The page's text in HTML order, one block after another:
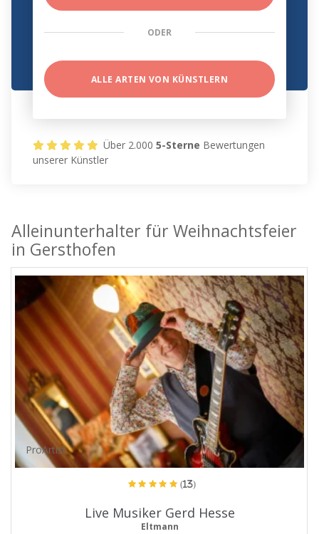
ODER
ALLE ARTEN VON KÜNSTLERN
Über 2.0005-Sterne Bewertungen
unserer Künstler
Alleinunterhalter für Weihnachtsfeier
in Gersthofen
ProArtist
(13)
Live Musiker Gerd Hesse
Eltmann